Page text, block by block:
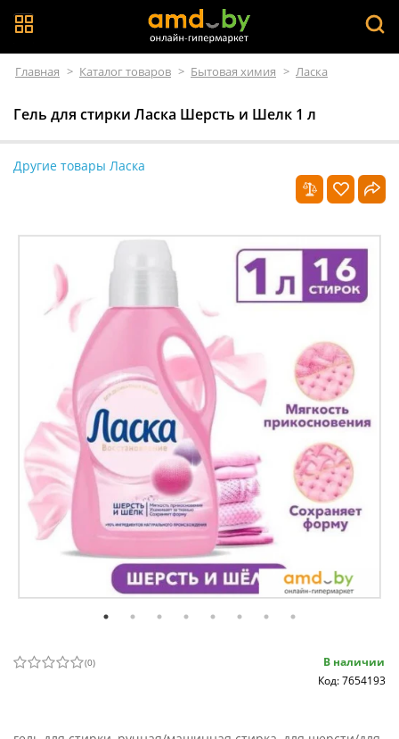
Главная > Каталог товаров > Бытовая химия > Ласка
Гель для стирки Ласка Шерсть и Шелк 1 л
Другие товары Ласка
(0)
В наличии
Код: 7654193